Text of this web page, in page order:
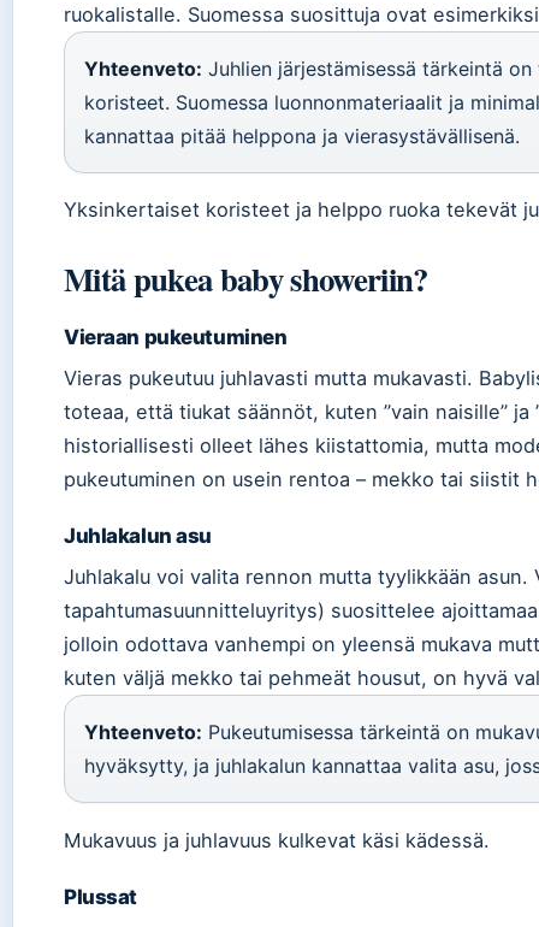
ruokalistalle. Suomessa suosittuja ovat
Yhteenveto: Juhlien järjestämisessä tärkeintä
koristeet. Suomessa luonnonmateriaalit ja
kannattaa pitää helppona ja vierasystävällisenä.
Yksinkertaiset koristeet ja helppo ruoka tekevät
Mitä pukea baby showeriin?
Vieraan pukeutuminen
Vieras pukeutuu juhlavasti mutta mukavasti.
toteaa, että tiukat säännöt, kuten ”vain naisille” ja
historiallisesti olleet lähes kiistattomia, mutta
pukeutuminen on usein rentoa – mekko tai siistit
Juhlakalun asu
Juhlakalu voi valita rennon mutta tyylikkään asun.
tapahtumasuunnitteluyritys) suosittelee
jolloin odottava vanhempi on yleensä mukava
kuten väljä mekko tai pehmeät housut, on hyvä
Yhteenveto: Pukeutumisessa tärkeintä on
hyväksytty, ja juhlakalun kannattaa valita asu,
Mukavuus ja juhlavuus kulkevat käsi kädessä.
Plussat